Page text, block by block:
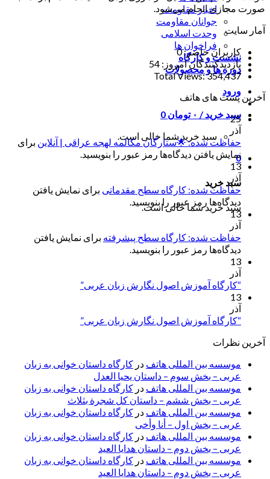
اخبار مقاومت
جوانان مقاومت
وحدت اسلامی
فراخوان ها
نشست و کارگاه
دوره ها و محصولات
ورود
سبد خرید / ۰ تومان 0
سبد خرید شما خالی است.
0
سبد خرید
سبد خرید شما خالی است.
صورت مجازی انجام می‌شود.
آمار سایت
کاربران حاضر:0
بازدیدکنندگان امروز: 54
Total Views:354,437
آخرین پست های هاتف
25
آذر
حفاظت شده: 🌟ستارگان مکالمه لهجه عراقی | آنلاین برای
نمایش یافتن دیدگاه‌ها رمز عبور را بنویسید.
13
آذر
حفاظت شده: کارگاه سطح مقدماتی برای نمایش یافتن
دیدگاه‌ها رمز عبور را بنویسید.
13
آذر
حفاظت شده: کارگاه سطح پیشرفته برای نمایش یافتن
دیدگاه‌ها رمز عبور را بنویسید.
13
آذر
“کارگاه آموزش اصول نگارش زبان عربی”
13
آذر
“کارگاه آموزش اصول نگارش زبان عربی”
آخرین نظرات
موسسه بین المللی هاتف در کارگاه داستان خوانی به زبان
عربی – بخش سوم – داستان یحیا العدل
موسسه بین المللی هاتف در کارگاه داستان خوانی به زبان
عربی – بخش ششم – داستان کل شجرة بثلاث
موسسه بین المللی هاتف در کارگاه داستان خوانی به زبان
عربی – بخش اول – أنا وأخی
موسسه بین المللی هاتف در کارگاه داستان خوانی به زبان
عربی – بخش دوم – داستان هدایا العید
موسسه بین المللی هاتف در کارگاه داستان خوانی به زبان
عربی – بخش دوم – داستان هدایا العید